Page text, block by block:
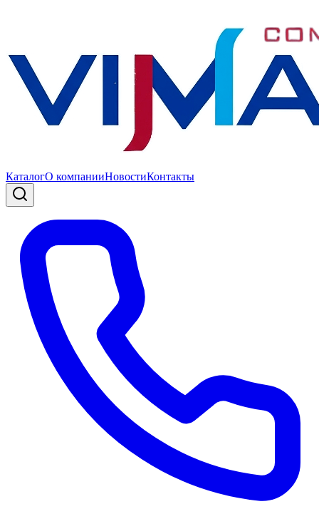
КаталогО компанииНовостиКонтакты